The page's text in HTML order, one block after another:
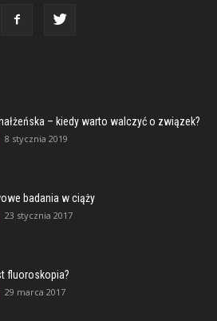
– kiedy warto walczyć o związek?
8 stycznia 2019
badania w ciąży
23 stycznia 2017
fluoroskopia?
29 marca 2017